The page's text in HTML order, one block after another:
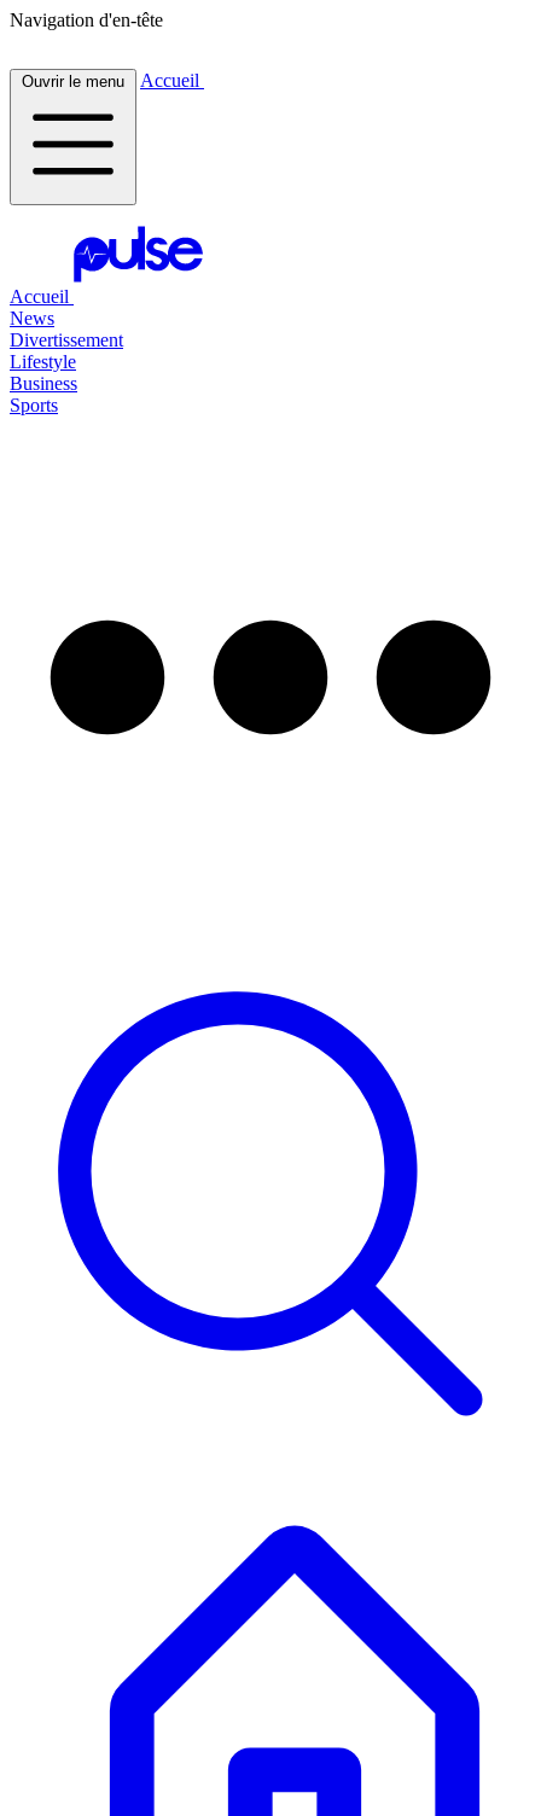
Navigation d'en-tête
Ouvrir le menu Accueil
Accueil
News
Divertissement
Lifestyle
Business
Sports